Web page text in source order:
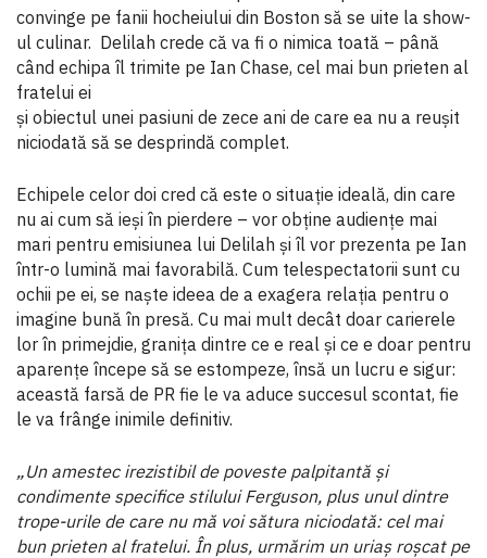
convinge pe fanii hocheiului din Boston să se uite la show-
ul culinar. Delilah crede că va fi o nimica toată – până
când echipa îl trimite pe Ian Chase, cel mai bun prieten al
fratelui ei
și obiectul unei pasiuni de zece ani de care ea nu a reușit
niciodată să se desprindă complet.
Echipele celor doi cred că este o situaţie ideală, din care
nu ai cum să ieși în pierdere – vor obţine audienţe mai
mari pentru emisiunea lui Delilah și îl vor prezenta pe Ian
într-o lumină mai favorabilă. Cum telespectatorii sunt cu
ochii pe ei, se naște ideea de a exagera relaţia pentru o
imagine bună în presă. Cu mai mult decât doar carierele
lor în primejdie, graniţa dintre ce e real și ce e doar pentru
aparenţe începe să se estompeze, însă un lucru e sigur:
această farsă de PR fie le va aduce succesul scontat, fie
le va frânge inimile definitiv.
„Un amestec irezistibil de poveste palpitantă și
condimente specifice stilului Ferguson, plus unul dintre
trope-urile de care nu mă voi sătura niciodată: cel mai
bun prieten al fratelui. În plus, urmărim un uriaș roșcat pe